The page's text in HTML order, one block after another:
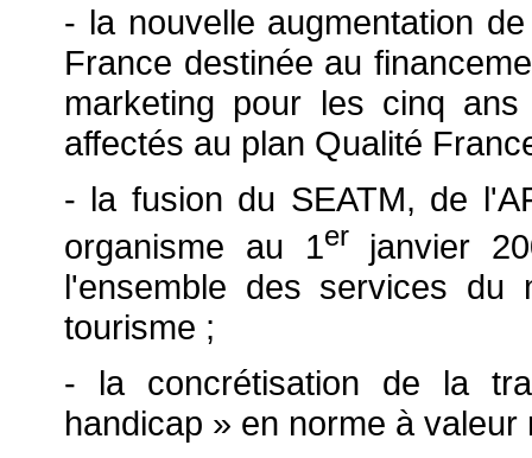
- la nouvelle augmentation
France destinée au
marketing pour les cinq
affectés au plan Qualité
- la fusion du SEATM, de
organisme au 1erjanvier
l'ensemble des services
tourisme ;
- la concrétisation de la
handicap » en norme à valeur